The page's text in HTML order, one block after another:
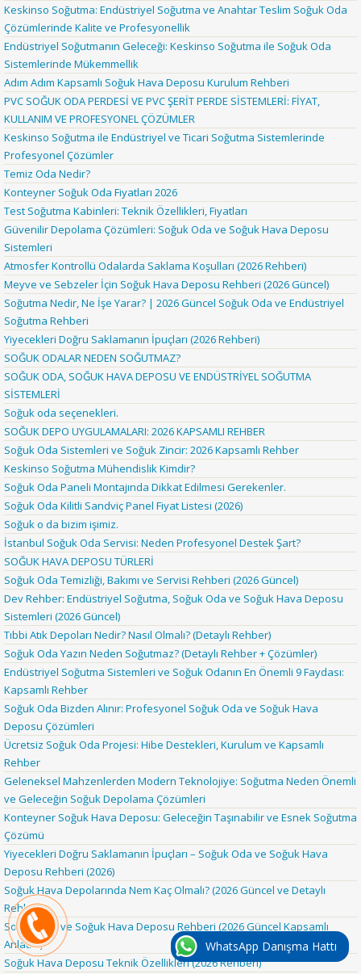
Keskinso Soğutma: Endüstriyel Soğutma ve Anahtar Teslim Soğuk Oda
Çözümlerinde Kalite ve Profesyonellik
Endüstriyel Soğutmanın Geleceği: Keskinso Soğutma ile Soğuk Oda
Sistemlerinde Mükemmellik
Adım Adım Kapsamlı Soğuk Hava Deposu Kurulum Rehberi
PVC SOĞUK ODA PERDESİ VE PVC ŞERİT PERDE SİSTEMLERİ: FİYAT,
KULLANIM VE PROFESYONEL ÇÖZÜMLER
Keskinso Soğutma ile Endüstriyel ve Ticari Soğutma Sistemlerinde
Profesyonel Çözümler
Temiz Oda Nedir?
Konteyner Soğuk Oda Fiyatları 2026
Test Soğutma Kabinleri: Teknik Özellikleri, Fiyatları
Güvenilir Depolama Çözümleri: Soğuk Oda ve Soğuk Hava Deposu
Sistemleri
Atmosfer Kontrollü Odalarda Saklama Koşulları (2026 Rehberi)
Meyve ve Sebzeler İçin Soğuk Hava Deposu Rehberi (2026 Güncel)
Soğutma Nedir, Ne İşe Yarar? | 2026 Güncel Soğuk Oda ve Endüstriyel
Soğutma Rehberi
Yiyecekleri Doğru Saklamanın İpuçları (2026 Rehberi)
SOĞUK ODALAR NEDEN SOĞUTMAZ?
SOĞUK ODA, SOĞUK HAVA DEPOSU VE ENDÜSTRİYEL SOĞUTMA
SİSTEMLERİ
Soğuk oda seçenekleri.
SOĞUK DEPO UYGULAMALARI: 2026 KAPSAMLI REHBER
Soğuk Oda Sistemleri ve Soğuk Zincir: 2026 Kapsamlı Rehber
Keskinso Soğutma Mühendislik Kimdir?
Soğuk Oda Paneli Montajında Dikkat Edilmesi Gerekenler.
Soğuk Oda Kilitli Sandviç Panel Fiyat Listesi (2026)
Soğuk o da bizim işimiz.
İstanbul Soğuk Oda Servisi: Neden Profesyonel Destek Şart?
SOĞUK HAVA DEPOSU TÜRLERİ
Soğuk Oda Temizliği, Bakımı ve Servisi Rehberi (2026 Güncel)
Dev Rehber: Endüstriyel Soğutma, Soğuk Oda ve Soğuk Hava Deposu
Sistemleri (2026 Güncel)
Tıbbi Atık Depoları Nedir? Nasıl Olmalı? (Detaylı Rehber)
Soğuk Oda Yazın Neden Soğutmaz? (Detaylı Rehber + Çözümler)
Endüstriyel Soğutma Sistemleri ve Soğuk Odanın En Önemli 9 Faydası:
Kapsamlı Rehber
Soğuk Oda Bizden Alınır: Profesyonel Soğuk Oda ve Soğuk Hava
Deposu Çözümleri
Ücretsiz Soğuk Oda Projesi: Hibe Destekleri, Kurulum ve Kapsamlı
Rehber
Geleneksel Mahzenlerden Modern Teknolojiye: Soğutma Neden Önemli
ve Geleceğin Soğuk Depolama Çözümleri
Konteyner Soğuk Hava Deposu: Geleceğin Taşınabilir ve Esnek Soğutma
Çözümü
Yiyecekleri Doğru Saklamanın İpuçları – Soğuk Oda ve Soğuk Hava
Deposu Rehberi (2026)
Soğuk Hava Depolarında Nem Kaç Olmalı? (2026 Güncel ve Detaylı
Rehber)
Soğuk Oda ve Soğuk Hava Deposu Rehberi (2026 Güncel Kapsamlı
Anlatım)
Soğuk Hava Deposu Teknik Özellikleri (2026 Rehberi)
WhatsApp Danışma Hattı